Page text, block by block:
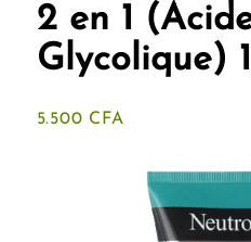
2 en 1
Glycolique)
5.500 CFA